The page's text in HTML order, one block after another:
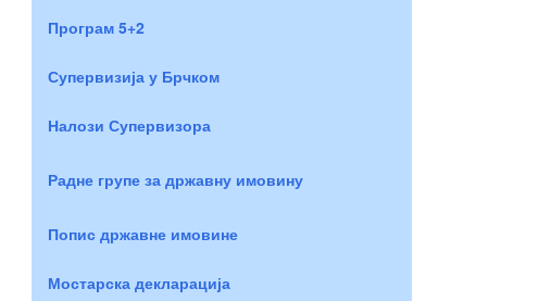
Програм 5+2
Супервизија у Брчком
Налози Супервизора
Радне групе за државну имовину
Попис државне имовине
Мостарска декларација